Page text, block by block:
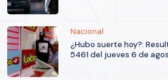
Nacional
¿Hubo suerte hoy?:
5461 del jueves 6 de